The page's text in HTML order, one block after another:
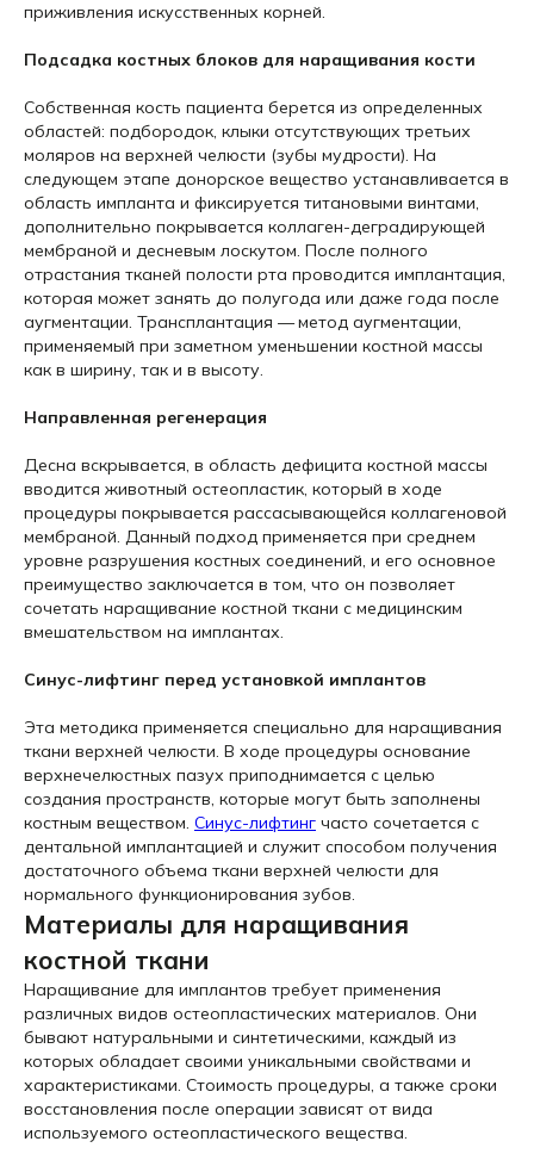
приживления искусственных корней.
Подсадка костных блоков для наращивания кости
Собственная кость пациента берется из определенных
областей: подбородок, клыки отсутствующих третьих
моляров на верхней челюсти (зубы мудрости). На
следующем этапе донорское вещество устанавливается в
область импланта и фиксируется титановыми винтами,
дополнительно покрывается коллаген-деградирующей
мембраной и десневым лоскутом. После полного
отрастания тканей полости рта проводится имплантация,
которая может занять до полугода или даже года после
аугментации. Трансплантация — метод аугментации,
применяемый при заметном уменьшении костной массы
как в ширину, так и в высоту.
Направленная регенерация
Десна вскрывается, в область дефицита костной массы
вводится животный остеопластик, который в ходе
процедуры покрывается рассасывающейся коллагеновой
мембраной. Данный подход применяется при среднем
уровне разрушения костных соединений, и его основное
преимущество заключается в том, что он позволяет
сочетать наращивание костной ткани с медицинским
вмешательством на имплантах.
Синус-лифтинг перед установкой имплантов
Эта методика применяется специально для наращивания
ткани верхней челюсти. В ходе процедуры основание
верхнечелюстных пазух приподнимается с целью
создания пространств, которые могут быть заполнены
костным веществом. Синус-лифтинг часто сочетается с
дентальной имплантацией и служит способом получения
достаточного объема ткани верхней челюсти для
нормального функционирования зубов.
Материалы для наращивания
костной ткани
Наращивание для имплантов требует применения
различных видов остеопластических материалов. Они
бывают натуральными и синтетическими, каждый из
которых обладает своими уникальными свойствами и
характеристиками. Стоимость процедуры, а также сроки
восстановления после операции зависят от вида
используемого остеопластического вещества.